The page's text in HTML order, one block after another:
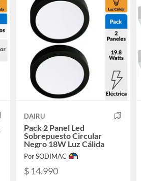
DAIRU
Pack 2 Panel Led
Sobrepuesto Circular
Negro 18W Luz Cálida
Por SODIMAC
$ 14.990